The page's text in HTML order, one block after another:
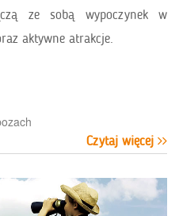
ze sobą wypoczynek w
aktywne atrakcje.
Czytaj więcej